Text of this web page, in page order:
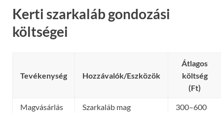
Kerti szarkaláb gondozási
költségei
Tevékenység Hozzávalók/Eszközök
Átlagos
költség
(Ft)
Magvásárlás Szarkaláb mag
300–600